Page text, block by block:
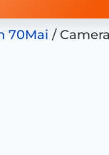
70Mai /